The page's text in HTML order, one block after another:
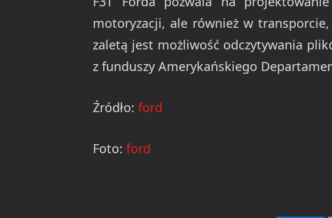
motoryzacji, ale również w
zaletą jest możliwość odczytywania
z funduszy Amerykańskiego
Źródło: ford
Foto: ford